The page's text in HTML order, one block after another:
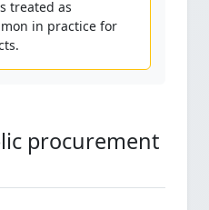
treated as
in practice for
procurement